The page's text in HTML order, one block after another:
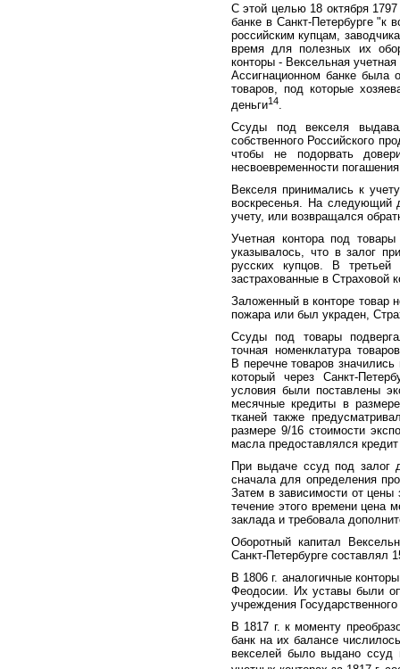
С этой целью 18 октября
банке в Санкт-Петербурге "к
российским купцам,
время для полезных их
конторы - Вексельная
Ассигнационном банке была
товаров, под которые
деньги14
Ссуды под векселя
собственного Российского
чтобы не подорвать
несвоевременности
Векселя принимались к
воскресенья. На следующий
учету, или возвращался
Учетная контора под
указывалось, что в залог
русских купцов. В третьей
застрахованные в Страховой
Заложенный в конторе товар
пожара или был украден,
Ссуды под товары
точная номенклатура
В перечне товаров
который через Санкт-
условия были поставлены
месячные кредиты в
тканей также
размере 9/16 стоимости
масла предоставлялся
При выдаче ссуд под залог
сначала для определения
Затем в зависимости от
течение этого времени цена
заклада и требовала
Оборотный капитал
Санкт-Петербурге составлял
В 1806 г. аналогичные
Феодосии. Их уставы были
учреждения
В 1817 г. к моменту
банк на их балансе
векселей было выдано